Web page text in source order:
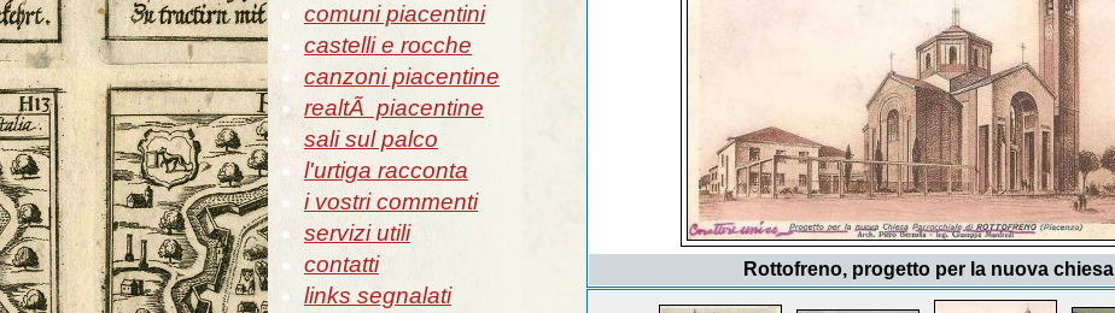
comuni piacentini
castelli e rocche
canzoni piacentine
realtÃ piacentine
sali sul palco
l'urtiga racconta
i vostri commenti
servizi utili
contatti
links segnalati
Rottofreno, progetto per la nuova chiesa